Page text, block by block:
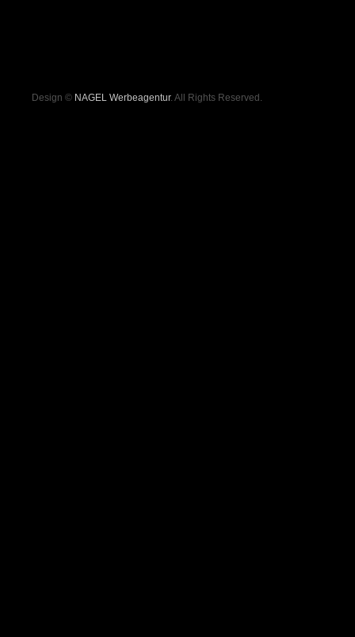
Design © NAGEL Werbeagentur. All Rights Reserved.